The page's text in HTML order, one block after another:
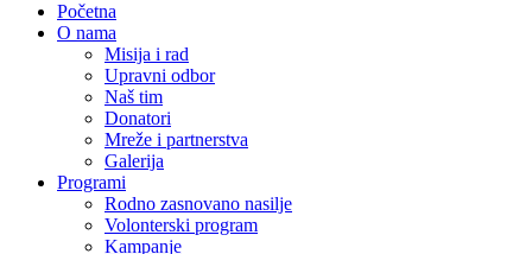
Početna
O nama
Misija i rad
Upravni odbor
Naš tim
Donatori
Mreže i partnerstva
Galerija
Programi
Rodno zasnovano nasilje
Volonterski program
Kampanje